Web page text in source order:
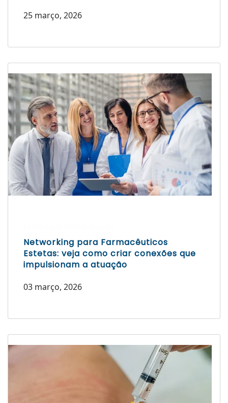
25 março, 2026
Networking para Farmacêuticos
Estetas: veja como criar conexões que
impulsionam a atuação
03 março, 2026